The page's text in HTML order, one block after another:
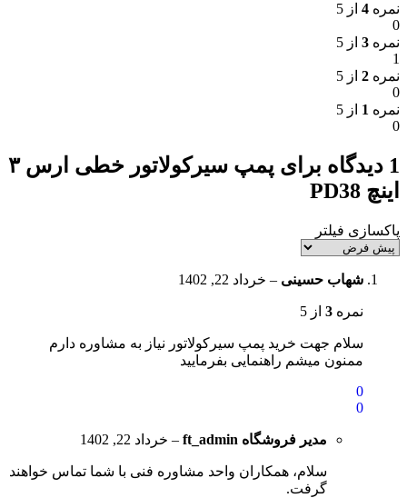
نمره 4 از 5
0
نمره 3 از 5
1
نمره 2 از 5
0
نمره 1 از 5
0
1 دیدگاه برای
پمپ سیرکولاتور خطی ارس ۳
اینچ PD38
پاکسازی فیلتر
شهاب حسینی – خرداد 22, 1402
نمره 3 از 5
سلام جهت خرید پمپ سیرکولاتور نیاز به مشاوره دارم
ممنون میشم راهنمایی بفرمایید
0
0
مدیر فروشگاه ft_admin
– خرداد 22, 1402
سلام، همکاران واحد مشاوره فنی با شما تماس خواهند
گرفت.